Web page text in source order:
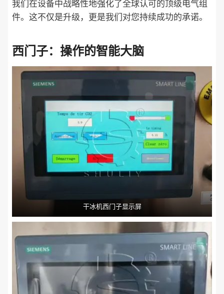
我们在设备中战略性地强化了全球认可的顶级电气组
件。这不仅是升级，更是我们对您持续成功的承诺。
西门子：操作的智能大脑
干冰机西门子显示屏